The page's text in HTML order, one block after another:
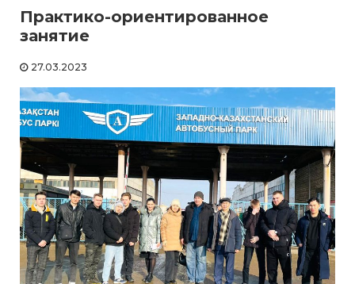
Практико-ориентированное
занятие
27.03.2023